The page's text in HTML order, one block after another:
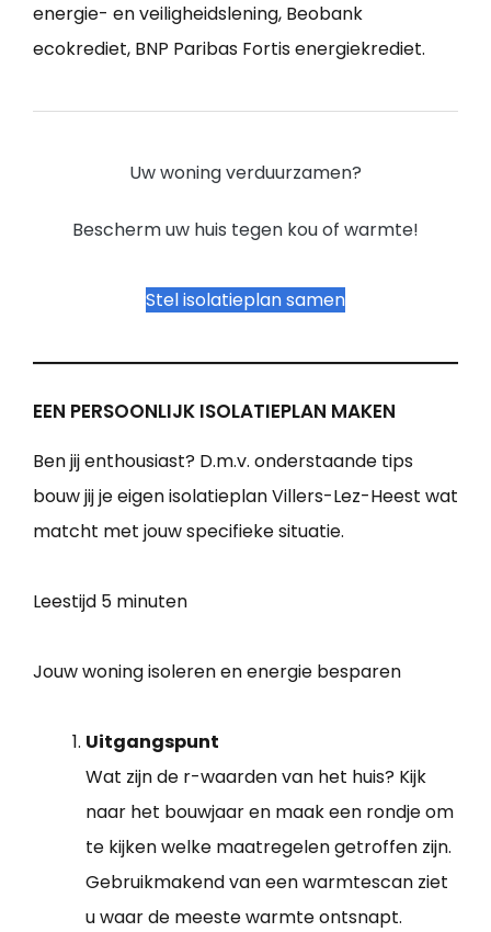
energie- en veiligheidslening, Beobank
ecokrediet, BNP Paribas Fortis energiekrediet.
Uw woning verduurzamen?
Bescherm uw huis tegen kou of warmte!
Stel isolatieplan samen
EEN PERSOONLIJK ISOLATIEPLAN MAKEN
Ben jij enthousiast? D.m.v. onderstaande tips
bouw jij je eigen isolatieplan Villers-Lez-Heest wat
matcht met jouw specifieke situatie.
Leestijd 5 minuten
Jouw woning isoleren en energie besparen
Uitgangspunt
Wat zijn de r-waarden van het huis? Kijk
naar het bouwjaar en maak een rondje om
te kijken welke maatregelen getroffen zijn.
Gebruikmakend van een warmtescan ziet
u waar de meeste warmte ontsnapt.